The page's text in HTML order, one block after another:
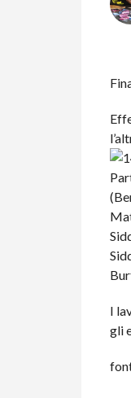
I
gli